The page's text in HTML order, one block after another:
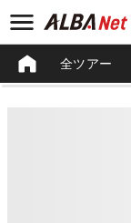
全ツアー